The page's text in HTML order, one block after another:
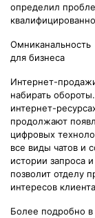
определил
для бизнеса
Интернет-
набирать
интернет-
продолжают
цифровых
все виды чатов и
истории запроса
позволит отделу
интересов
Более подробно в